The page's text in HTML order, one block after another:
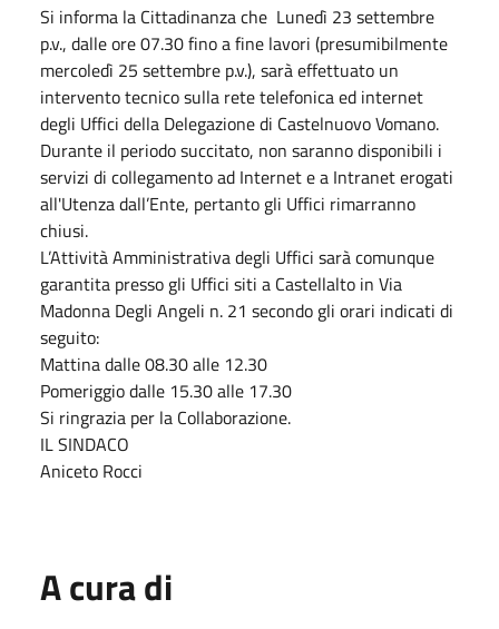
Si informa la Cittadinanza che Lunedì 23 settembre
p.v., dalle ore 07.30 fino a fine lavori (presumibilmente
mercoledì 25 settembre p.v.), sarà effettuato un
intervento tecnico sulla rete telefonica ed internet
degli Uffici della Delegazione di Castelnuovo Vomano.
Durante il periodo succitato, non saranno disponibili i
servizi di collegamento ad Internet e a Intranet erogati
all'Utenza dall’Ente, pertanto gli Uffici rimarranno
chiusi.
L’Attività Amministrativa degli Uffici sarà comunque
garantita presso gli Uffici siti a Castellalto in Via
Madonna Degli Angeli n. 21 secondo gli orari indicati di
seguito:
Mattina dalle 08.30 alle 12.30
Pomeriggio dalle 15.30 alle 17.30
Si ringrazia per la Collaborazione.
IL SINDACO
Aniceto Rocci
A cura di